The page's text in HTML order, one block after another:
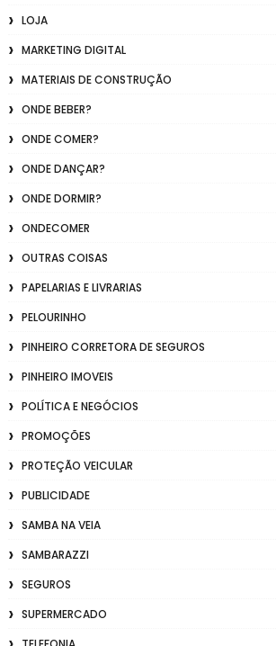
LOJA
MARKETING DIGITAL
MATERIAIS DE CONSTRUÇÃO
ONDE BEBER?
ONDE COMER?
ONDE DANÇAR?
ONDE DORMIR?
ONDECOMER
OUTRAS COISAS
PAPELARIAS E LIVRARIAS
PELOURINHO
PINHEIRO CORRETORA DE SEGUROS
PINHEIRO IMOVEIS
POLÍTICA E NEGÓCIOS
PROMOÇÕES
PROTEÇÃO VEICULAR
PUBLICIDADE
SAMBA NA VEIA
SAMBARAZZI
SEGUROS
SUPERMERCADO